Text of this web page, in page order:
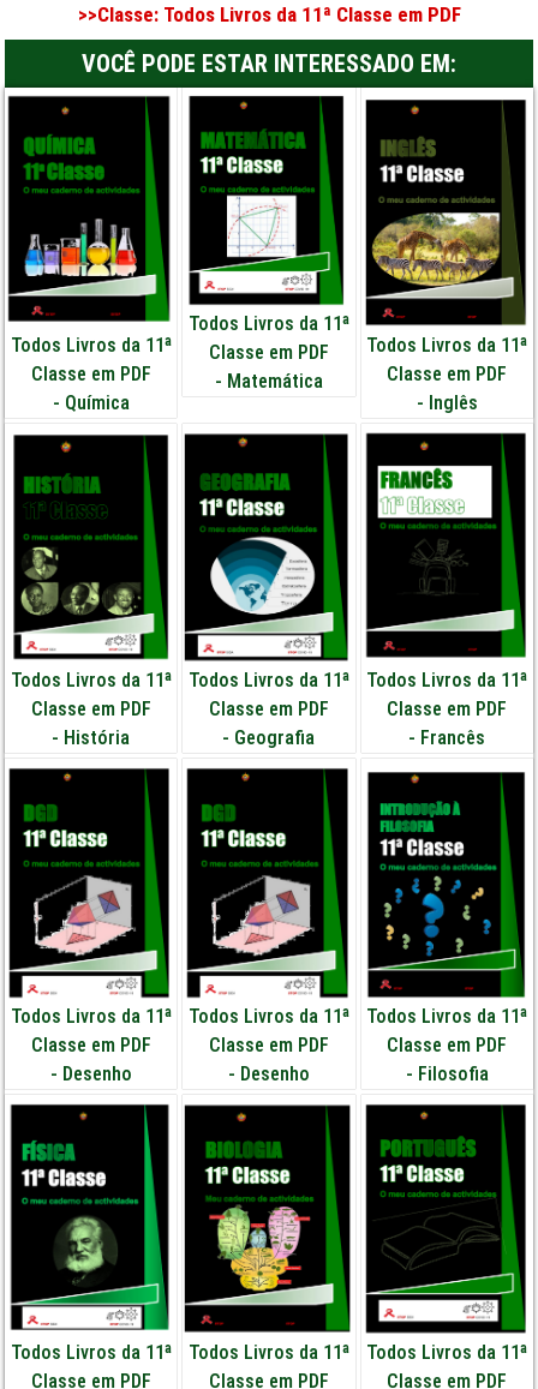
Classe / Ciclo:11ª Classe
Editora:Texto Editores
Formato: PDF
>>Classe: Todos Livros da 11ª Classe em PDF
VOCÊ PODE ESTAR INTERESSADO EM:
Todos Livros da 11ª
Classe em PDF
- Química
Todos Livros da 11ª
Classe em PDF
- Matemática
Todos Livros da 11ª
Classe em PDF
- Inglês
Todos Livros da 11ª
Classe em PDF
- História
Todos Livros da 11ª
Classe em PDF
- Geografia
Todos Livros da 11ª
Classe em PDF
- Francês
Todos Livros da 11ª
Classe em PDF
- Desenho
Todos Livros da 11ª
Classe em PDF
- Desenho
Todos Livros da 11ª
Classe em PDF
- Filosofia
Todos Livros da 11ª
Classe em PDF
Todos Livros da 11ª
Classe em PDF
Todos Livros da 11ª
Classe em PDF